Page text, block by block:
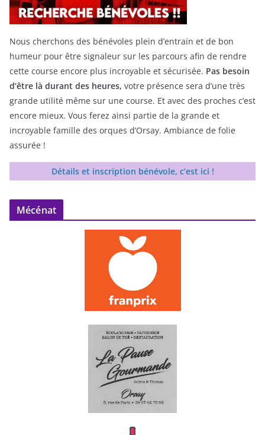
Nous cherchons des bénévoles plein d’entrain et de bon
humeur pour être signaleur sur les parcours afin de rendre
cette course encore plus incroyable et sécurisée. Pas besoin
d’être là durant des heures, votre présence sera d’une très
grande utilité même sur une course. Et avec des proches c’est
encore mieux. Vous ferez ainsi partie de la grande et
incroyable famille des orques d’Orsay. Ambiance de folie
assurée !
Détails et inscription bénévole, c’est ici !
Mécénat